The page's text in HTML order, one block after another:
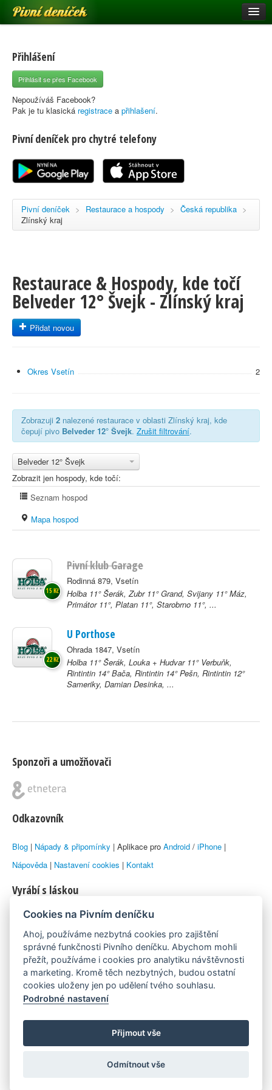
Pivní deníček
Pivní mapa
Pivní značky
Nápověda
Registrace
Přihlášení
Přihlásit se přes Facebook
Nepoužíváš Facebook?
Pak je tu klasická registrace a přihlašení.
Pivní deníček pro chytré telefony
Pivní deníček > Restaurace a hospody > Česká republika >
Zlínský kraj
Restaurace & Hospody, kde točí
Belveder 12° Švejk - Zlínský kraj
Přidat novou
Okres Vsetín 2
Zobrazuji 2 nalezené restaurace v oblasti Zlínský kraj, kde
čepují pivo Belveder 12° Švejk. Zrušit filtrování.
Belveder 12° Švejk
Zobrazit jen hospody, kde točí:
Seznam hospod
Mapa hospod
Pivní klub Garage
Rodinná 879, Vsetín
Holba 11° Šerák, Zubr 11° Grand, Svijany 11° Máz,
Primátor 11°, Platan 11°, Starobrno 11°, ...
15 Kč
U Porthose
Ohrada 1847, Vsetín
Holba 11° Šerák, Louka + Hudvar 11° Verbuňk,
Rintintin 14° Bača, Rintintin 14° Pešn, Rintintin 12°
Sameriky, Damian Desinka, ...
22 Kč
Sponzoři a umožňovači
Odkazovník
Blog | Nápady & připomínky | Aplikace pro Android / iPhone |
Nápověda | Nastavení cookies | Kontakt
Vyrábí s láskou
© 2010–2026 byLukáš Zemanaka Emka
Máme rádi
Pivní.info
Poznámka pod čarou
Pivní deníček je nezávislý zdroj, který není spjat s žádným
konkrétním pivovarem ani restaurací. Názory uživatelů nemusí nutně
reprezentovat názory tvůrců Deníčku.
Cookies na Pivním deníčku
Ahoj, používáme nezbytná cookies pro zajištění
správné funkčnosti Pivního deníčku. Abychom mohli
přežít, používáme i cookies pro analytiku návštěvnosti
a marketing. Kromě těch nezbytných, budou ostatní
cookies uloženy jen po udělení tvého souhlasu.
Podrobné nastavení
Přijmout vše
Odmítnout vše